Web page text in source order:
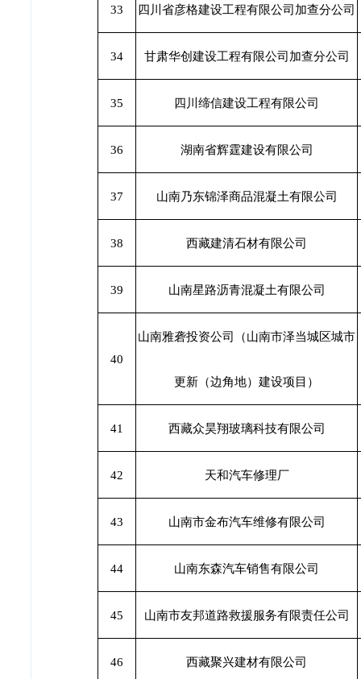
33 四川省彦格建设工程有限公司加查分公司
34 甘肃华创建设工程有限公司加查分公司
35 四川缔信建设工程有限公司
36 湖南省辉霆建设有限公司
37 山南乃东锦泽商品混凝土有限公司
38 西藏建清石材有限公司
39 山南星路沥青混凝土有限公司
40
山南雅砻投资公司（山南市泽当城区城市
更新（边角地）建设项目）
41 西藏众昊翔玻璃科技有限公司
42 天和汽车修理厂
43 山南市金布汽车维修有限公司
44 山南东森汽车销售有限公司
45 山南市友邦道路救援服务有限责任公司
46 西藏聚兴建材有限公司